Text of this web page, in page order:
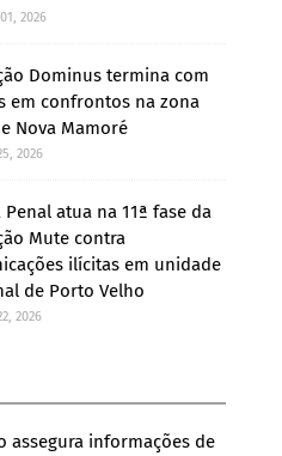
2026
Dominus termina com
em confrontos na zona
Nova Mamoré
2026
Penal atua na 11ª fase da
Mute contra
ilícitas em unidade
de Porto Velho
2026
assegura informações de